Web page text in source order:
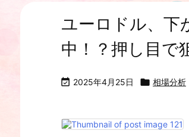
ユーロドル、下
中！？押し目で
 2025年4月25日  相場分析